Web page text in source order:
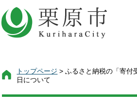
トップページ > ふるさと納税の「寄付
日について